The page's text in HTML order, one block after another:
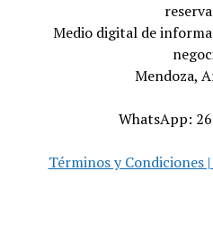
Medio digital de
Mendoza,
WhatsApp:
Términos y Condiciones